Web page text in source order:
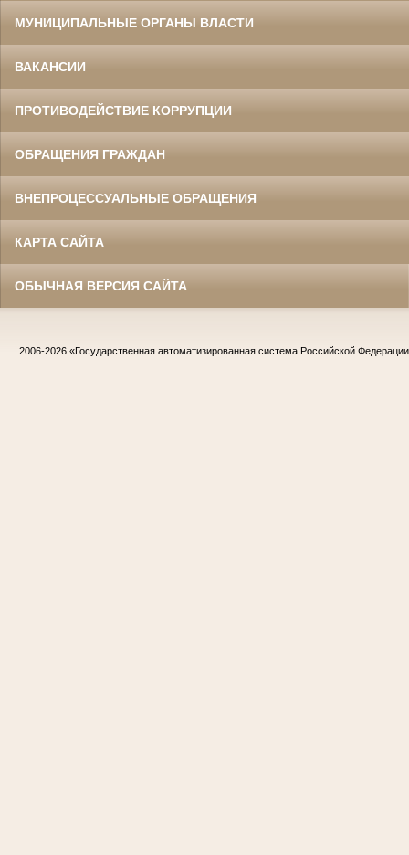
МУНИЦИПАЛЬНЫЕ ОРГАНЫ ВЛАСТИ
ВАКАНСИИ
ПРОТИВОДЕЙСТВИЕ КОРРУПЦИИ
ОБРАЩЕНИЯ ГРАЖДАН
ВНЕПРОЦЕССУАЛЬНЫЕ ОБРАЩЕНИЯ
КАРТА САЙТА
ОБЫЧНАЯ ВЕРСИЯ САЙТА
2006-2026 «Государственная автоматизированная система Российской